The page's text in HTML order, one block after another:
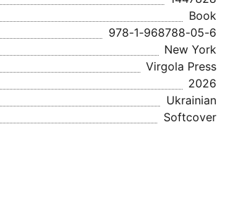
Book
978-1-968788-05-6
New York
Virgola Press
2026
Ukrainian
Softcover